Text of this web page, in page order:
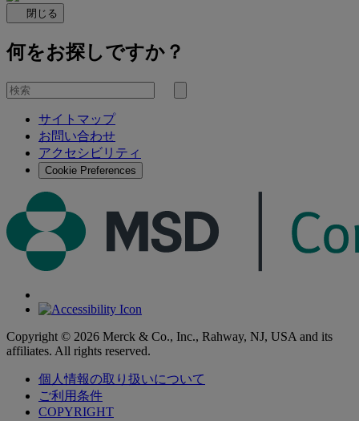
閉じる
何をお探しですか？
を
検
サイトマップ
お問い合わせ
アクセシビリティ
Cookie Preferences
Copyright © 2026 Merck & Co., Inc., Rahway, NJ, USA and its
affiliates. All rights reserved.
個人情報の取り扱いについて
ご利用条件
COPYRIGHT